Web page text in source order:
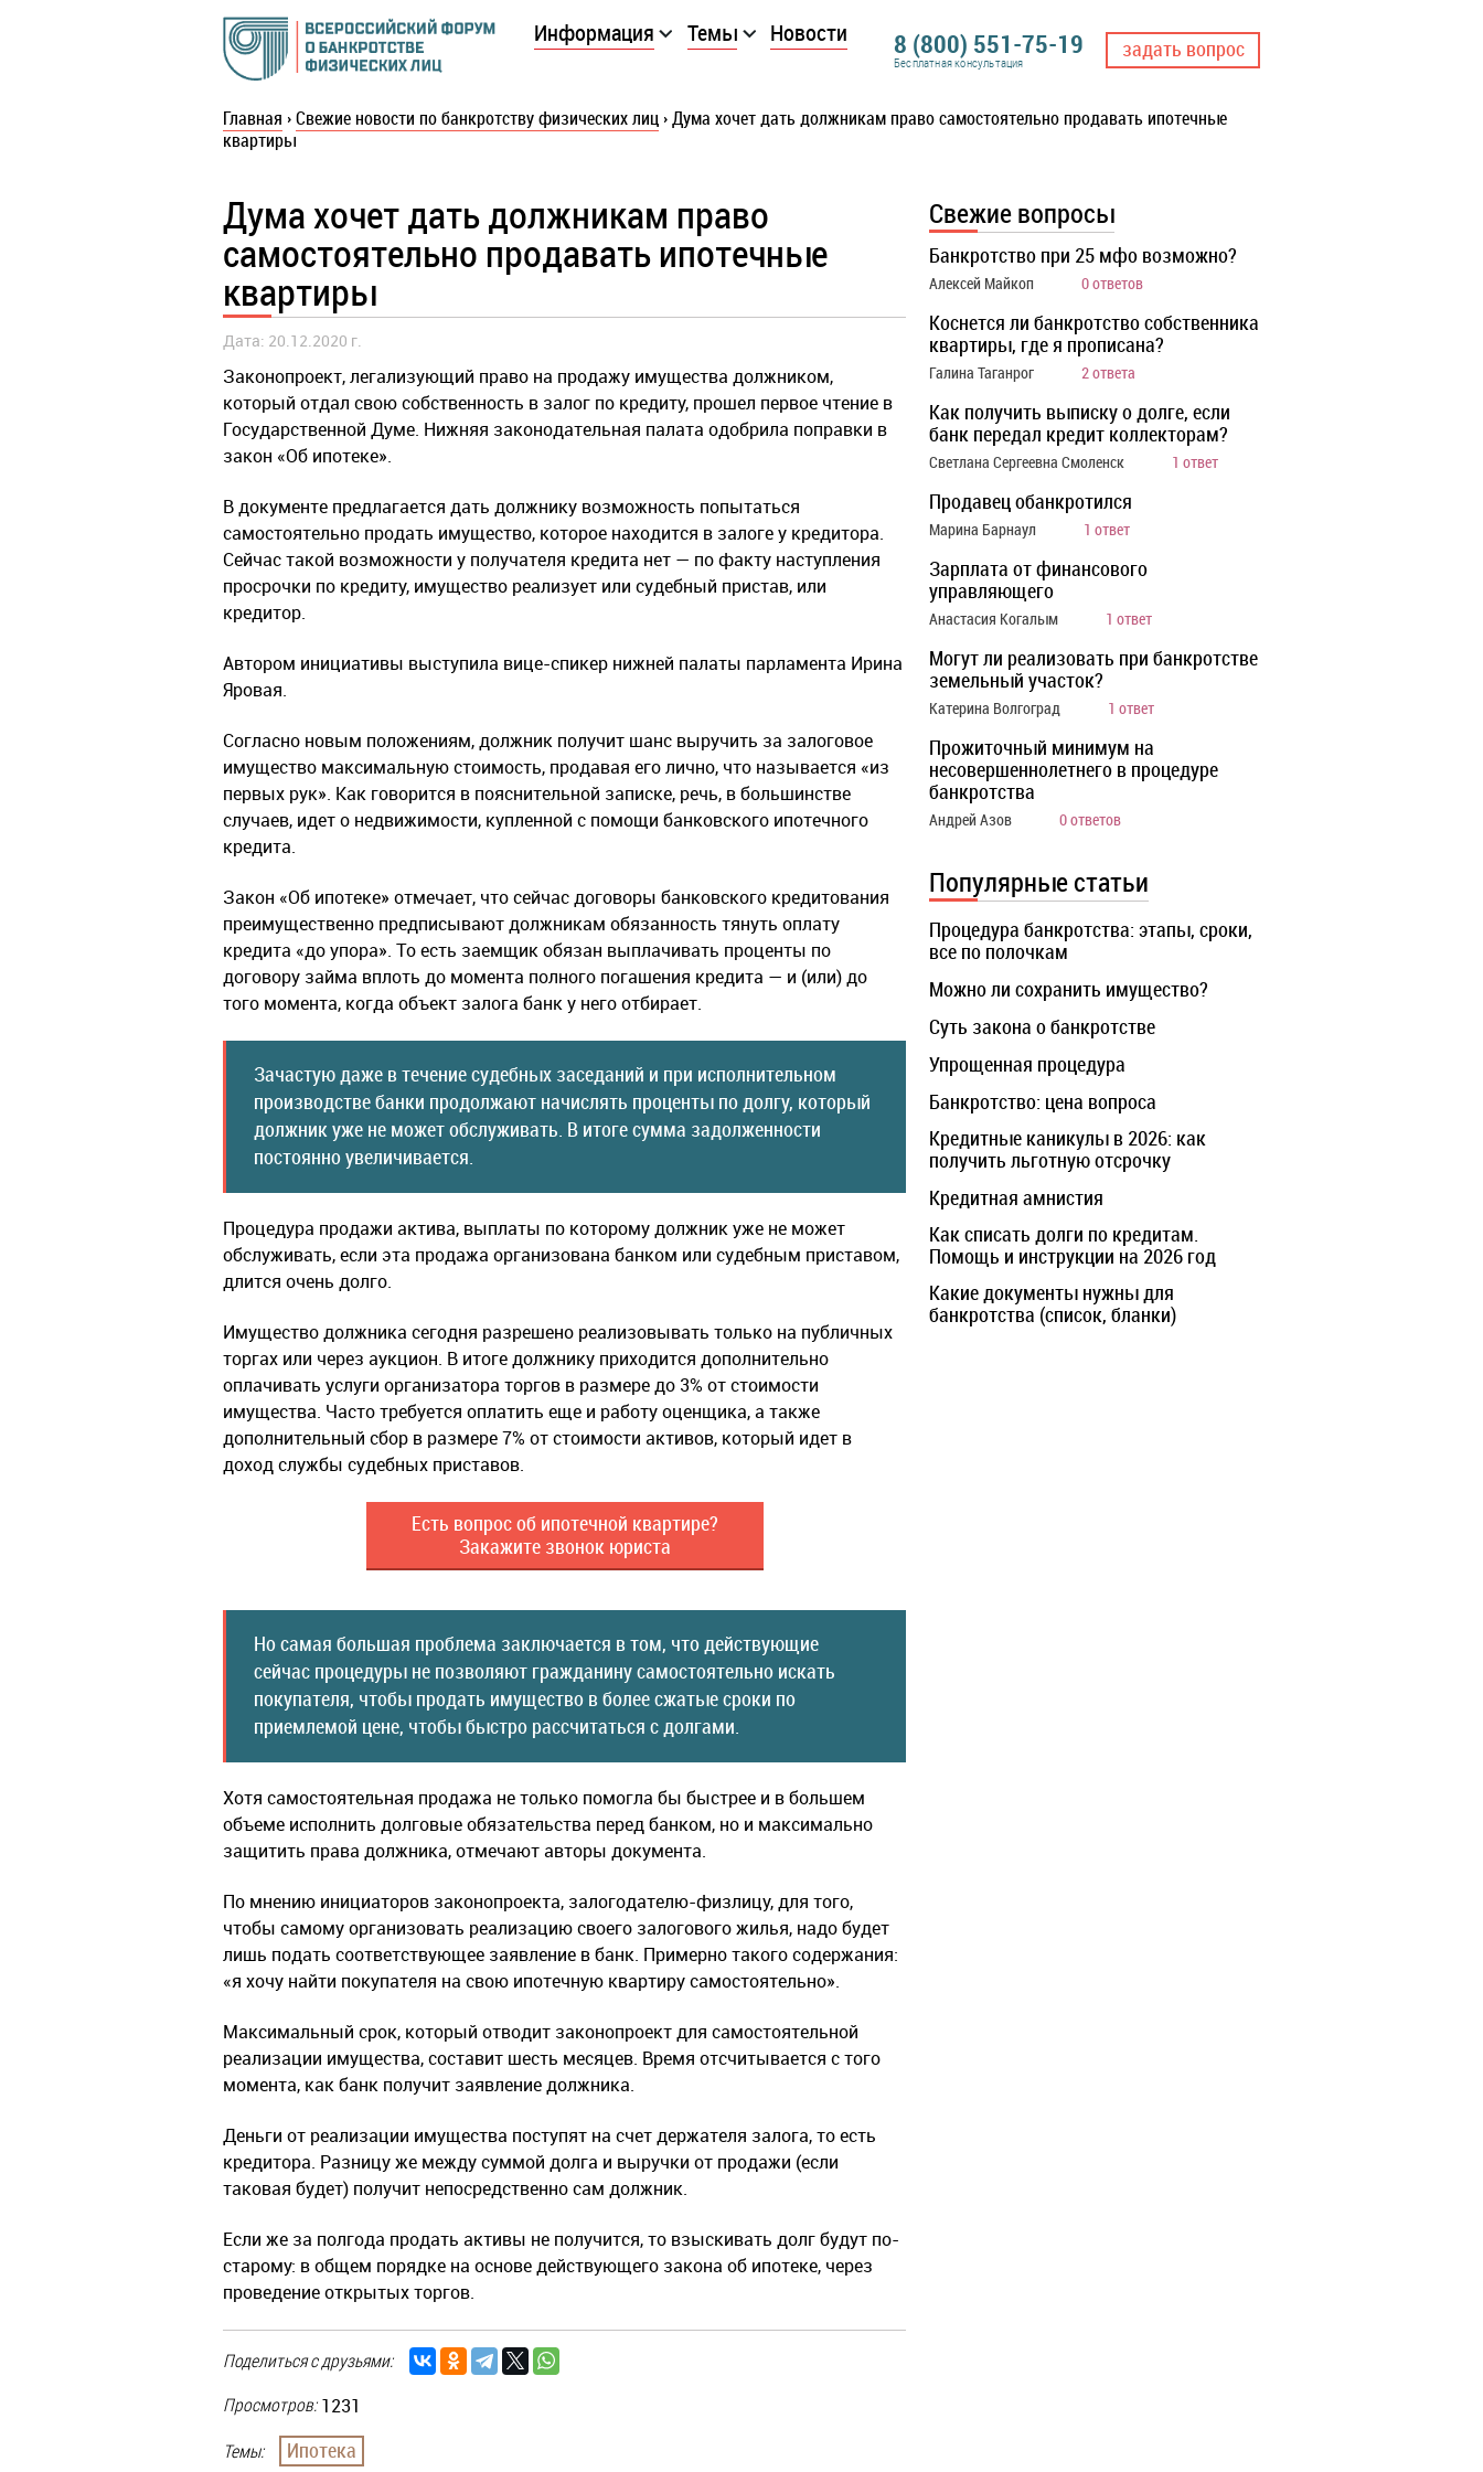
Информация Темы Новости 8 (800) 551-75-19
Бесплатная консультация
задать вопрос
Главная ›Свежие новости по банкротству физических лиц ›Дума хочет дать должникам право самостоятельно продавать ипотечные
квартиры
Дума хочет дать должникам право
самостоятельно продавать ипотечные
квартиры
Дата: 20.12.2020 г.
Законопроект, легализующий право на продажу имущества должником,
который отдал свою собственность в залог по кредиту, прошел первое чтение в
Государственной Думе. Нижняя законодательная палата одобрила поправки в
закон «Об ипотеке».
В документе предлагается дать должнику возможность попытаться
самостоятельно продать имущество, которое находится в залоге у кредитора.
Сейчас такой возможности у получателя кредита нет — по факту наступления
просрочки по кредиту, имущество реализует или судебный пристав, или
кредитор.
Автором инициативы выступила вице-спикер нижней палаты парламента Ирина
Яровая.
Согласно новым положениям, должник получит шанс выручить за залоговое
имущество максимальную стоимость, продавая его лично, что называется «из
первых рук». Как говорится в пояснительной записке, речь, в большинстве
случаев, идет о недвижимости, купленной с помощи банковского ипотечного
кредита.
Закон «Об ипотеке» отмечает, что сейчас договоры банковского кредитования
преимущественно предписывают должникам обязанность тянуть оплату
кредита «до упора». То есть заемщик обязан выплачивать проценты по
договору займа вплоть до момента полного погашения кредита — и (или) до
того момента, когда объект залога банк у него отбирает.
Зачастую даже в течение судебных заседаний и при исполнительном
производстве банки продолжают начислять проценты по долгу, который
должник уже не может обслуживать. В итоге сумма задолженности
постоянно увеличивается.
Процедура продажи актива, выплаты по которому должник уже не может
обслуживать, если эта продажа организована банком или судебным приставом,
длится очень долго.
Имущество должника сегодня разрешено реализовывать только на публичных
торгах или через аукцион. В итоге должнику приходится дополнительно
оплачивать услуги организатора торгов в размере до 3% от стоимости
имущества. Часто требуется оплатить еще и работу оценщика, а также
дополнительный сбор в размере 7% от стоимости активов, который идет в
доход службы судебных приставов.
Есть вопрос об ипотечной квартире?
Закажите звонок юриста
Но самая большая проблема заключается в том, что действующие
сейчас процедуры не позволяют гражданину самостоятельно искать
покупателя, чтобы продать имущество в более сжатые сроки по
приемлемой цене, чтобы быстро рассчитаться с долгами.
Хотя самостоятельная продажа не только помогла бы быстрее и в большем
объеме исполнить долговые обязательства перед банком, но и максимально
защитить права должника, отмечают авторы документа.
По мнению инициаторов законопроекта, залогодателю-физлицу, для того,
чтобы самому организовать реализацию своего залогового жилья, надо будет
лишь подать соответствующее заявление в банк. Примерно такого содержания:
«я хочу найти покупателя на свою ипотечную квартиру самостоятельно».
Максимальный срок, который отводит законопроект для самостоятельной
реализации имущества, составит шесть месяцев. Время отсчитывается с того
момента, как банк получит заявление должника.
Деньги от реализации имущества поступят на счет держателя залога, то есть
кредитора. Разницу же между суммой долга и выручки от продажи (если
таковая будет) получит непосредственно сам должник.
Если же за полгода продать активы не получится, то взыскивать долг будут по-
старому: в общем порядке на основе действующего закона об ипотеке, через
проведение открытых торгов.
Поделиться с друзьями:
Просмотров:1231
Темы:
Ипотека
Свежие вопросы
Банкротство при 25 мфо возможно?
Алексей Майкоп 0 ответов
Коснется ли банкротство собственника
квартиры, где я прописана?
Галина Таганрог 2 ответа
Как получить выписку о долге, если
банк передал кредит коллекторам?
Светлана Сергеевна Смоленск 1 ответ
Продавец обанкротился
Марина Барнаул 1 ответ
Зарплата от финансового
управляющего
Анастасия Когалым 1 ответ
Могут ли реализовать при банкротстве
земельный участок?
Катерина Волгоград 1 ответ
Прожиточный минимум на
несовершеннолетнего в процедуре
банкротства
Андрей Азов 0 ответов
Популярные статьи
Процедура банкротства: этапы, сроки,
все по полочкам
Можно ли сохранить имущество?
Суть закона о банкротстве
Упрощенная процедура
Банкротство: цена вопроса
Кредитные каникулы в 2026: как
получить льготную отсрочку
Кредитная амнистия
Как списать долги по кредитам.
Помощь и инструкции на 2026 год
Какие документы нужны для
банкротства (список, бланки)